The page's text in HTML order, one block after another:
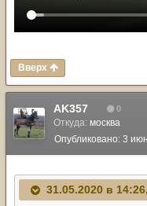
Вверх
AK357 0
Откуда: москва
Опубликовано: 3
31.05.2020 в 14:26,